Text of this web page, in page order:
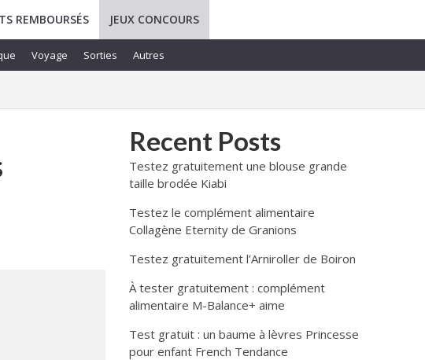
REMBOURSÉS JEUX CONCOURS
Voyage Sorties Autres
Recent Posts
Testez gratuitement une blouse grande
taille brodée Kiabi
Testez le complément alimentaire
Collagène Eternity de Granions
Testez gratuitement l’Arniroller de Boiron
À tester gratuitement : complément
alimentaire M-Balance+ aime
Test gratuit : un baume à lèvres Princesse
pour enfant French Tendance